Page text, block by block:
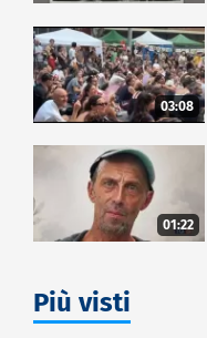
futuro con fiducia,
soddisfare le
attraverso
prodotti di eccellenza.
CRONACA
03:08
01:22
Più visti